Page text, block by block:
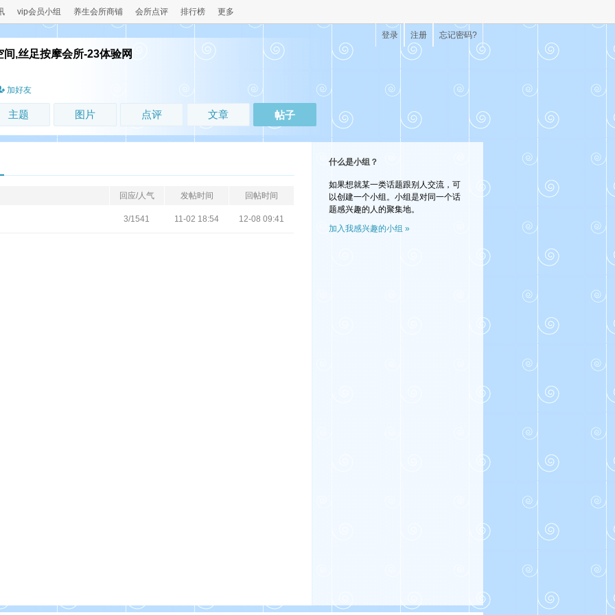
vip会员小组 养生会所商铺 会所点评 排行榜 更多
忘记密码?
注册
登录
,丝足按摩会所-23体验网
加好友
主题 图片 点评 文章 帖子
回应/人气 发帖时间 回帖时间
3/1541 11-02 18:54 12-08 09:41
什么是小组？
如果想就某一类话题跟别人交流，可
以创建一个小组。小组是对同一个话
题感兴趣的人的聚集地。
加入我感兴趣的小组 »